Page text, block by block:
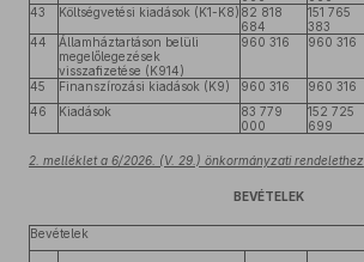
43 Költségvetési kiadások (K1-K8) 82 818
684
151 765
383
44
Államháztartáson belüli
megelőlegezések
visszafizetése (K914)
960 316 960 316
45 Finanszírozási kiadások (K9) 960 316 960 316
46
Kiadások
83 779
000
152 725
699
2. melléklet a 6/2026. (V. 29.) önkormányzati rendelethez
BEVÉTELEK
Bevételek